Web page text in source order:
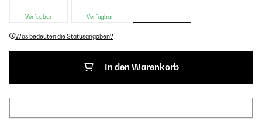
Verfügbar Verfügbar
Was bedeuten die Statusangaben?
In den Warenkorb